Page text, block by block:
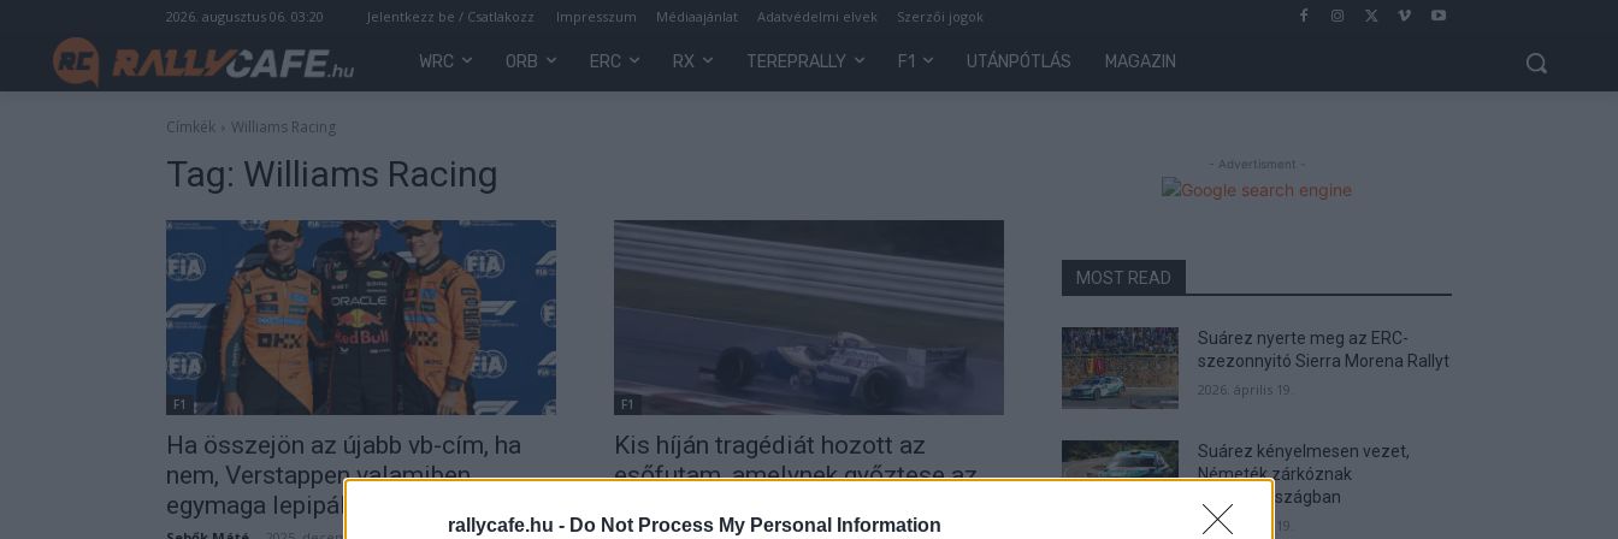
rallycafe.hu - Do Not Process My Personal Information
2026. augusztus 06. 03:20 Jelentkezz be / Csatlakozz Impresszum Médiaajánlat Adatvédelmi elvek Szerzői jogok
WRC ORB ERC RX TEREPRALLY F1 UTÁNPÓTLÁS MAGAZIN
Címkék Williams Racing
Tag: Williams Racing
F1
Ha összejön az újabb vb-cím, ha
nem, Verstappen valamiben
egymaga lepipálja a többi csapatot
F1
Kis híján tragédiát hozott az
esőfutam, amelynek győztese az
- Advertisment -
MOST READ
Suárez nyerte meg az ERC-
szezonnyitó Sierra Morena Rallyt
2026. április 19.
Suárez kényelmesen vezet,
Németék zárkóznak
Spanyolországban
2026. április 19.